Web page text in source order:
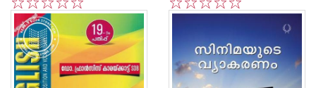
5
4
3
2
1 5
4
3
2
1